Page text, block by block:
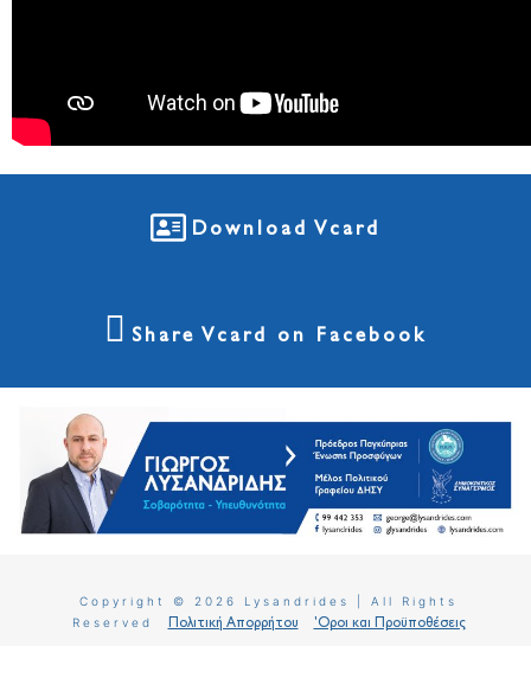
Download Vcard
Share Vcard on Facebook
Copyright © 2026 Lysandrides | All Rights
Reserved
Πολιτική Απορρήτου 'Οροι και Προϋποθέσεις